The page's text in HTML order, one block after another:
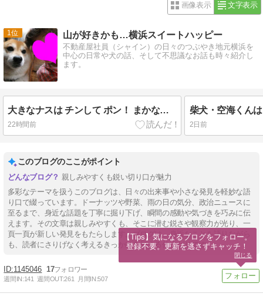
画像表示 文字表示
1 山が好きかも…横浜スイートハッピー
不動産屋社員（シャイン）の日々のつぶやき地元横浜を
中心の日常や犬の話、そして不思議なお話も時々紹介し
ます。
大きなナスは チンして ポン！ まかない適当クッキング🎵
22時間前 2日前
このブログのここがポイント
親しみやすくも鋭い切り口が魅力
多彩なテーマを扱うこのブログは、日々の出来事や小さな発見を軽妙な語
り口で綴っています。ドーナッツや野菜、雨の日の気分、政治ニュースに
至るまで、身近な話題を丁寧に掘り下げ、瞬間の感動や気づきを巧みに伝
えます。その文章は親しみやすくも、そこに潜む鋭さや観察力が光り、一
頁一頁が新しい発見をもたらします。ブログは、身近なことを語りながら
も、読者にさりげなく考えるきっかけを与える仕上がりです。
1145046 17
週間IN:141 週間OUT:261 月間IN:507
【Tips】気になるブログをフォロー。
登録不要。更新を逃さずキャッチ！
閉じる